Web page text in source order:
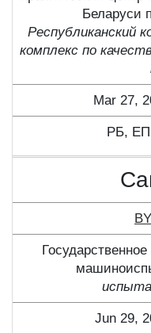
Беларуси
Республиканский
комплекс по
Mar 27,
РБ,
Jun 29,